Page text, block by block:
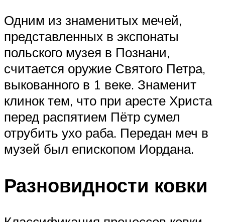
Одним из знаменитых мечей,
представленных в экспонаты
польского музея в Познани,
считается оружие Святого Петра,
выкованного в 1 веке. Знаменит
клинок тем, что при аресте Христа
перед распятием Пётр сумел
отрубить ухо раба. Передан меч в
музей был епископом Иордана.
Разновидности ковки